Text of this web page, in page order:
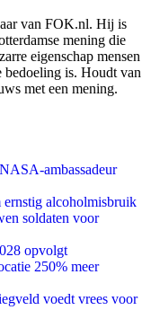
van FOK.nl. Hij is
mening die
eigenschap mensen
bedoeling is. Houdt van
met een mening.
ambassadeur
ernstig alcoholmisbruik
soldaten voor
opvolgt
250% meer
voedt vrees voor